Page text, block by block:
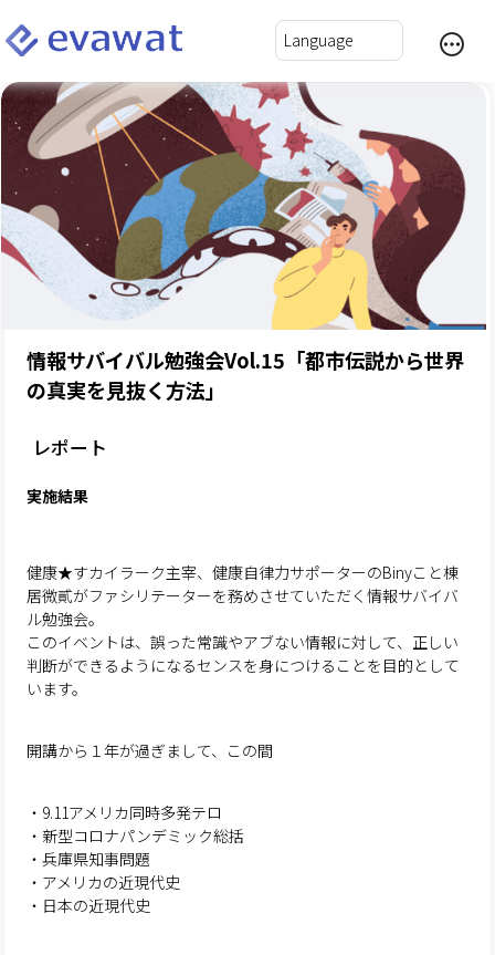
情報サバイバル勉強会Vol.15「都市伝説から世界
の真実を見抜く方法」
レポート
実施結果
健康★すカイラーク主宰、健康自律力サポーターのBinyこと棟
居微貳がファシリテーターを務めさせていただく情報サバイバ
ル勉強会。
このイベントは、誤った常識やアブない情報に対して、正しい
判断ができるようになるセンスを身につけることを目的として
います。
開講から１年が過ぎまして、この間
・9.11アメリカ同時多発テロ
・新型コロナパンデミック総括
・兵庫県知事問題
・アメリカの近現代史
・日本の近現代史